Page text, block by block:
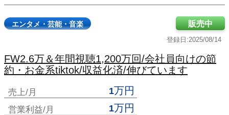
エンタメ・芸能・音楽
登録日:2025/08/14
販売中
FW2.6万＆年間視聴1,200万回/会社員向けの節
約・お金系tiktok/収益化済/伸びています
売上/月 1万円
営業利益/月 1万円